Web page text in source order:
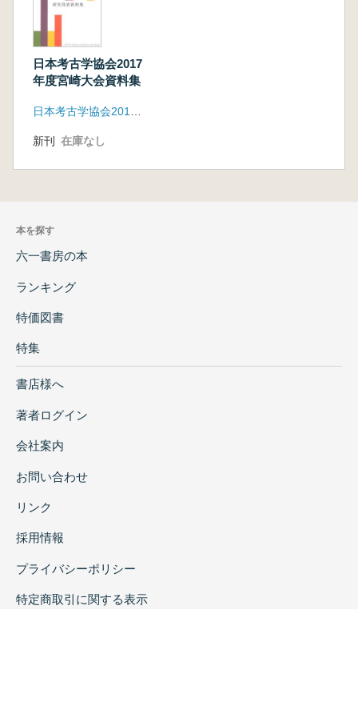
日本考古学協会2017
年度宮崎大会資料集
日本考古学協会2017年度宮崎大会実行委員会
新刊 在庫なし
本を探す
六一書房の本
ランキング
特価図書
特集
書店様へ
著者ログイン
会社案内
お問い合わせ
リンク
採用情報
プライバシーポリシー
特定商取引に関する表示